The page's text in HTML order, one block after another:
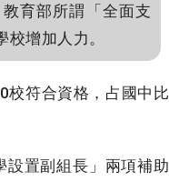
育部所謂「全面支
增加人力。
符合資格，占國中比
置副組長」兩項補助